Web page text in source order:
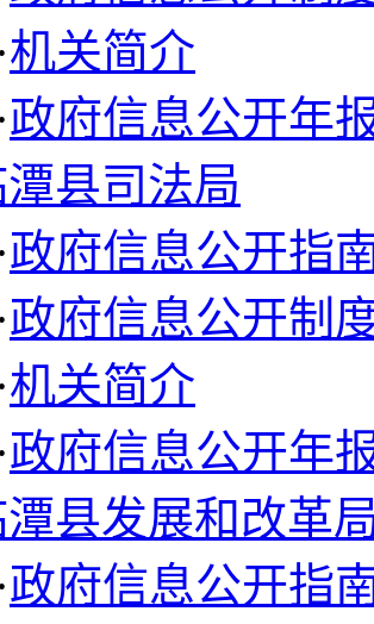
·机关简介
·政府信息公开年
潭县司法局
·政府信息公开指
·政府信息公开制
·机关简介
·政府信息公开年
潭县发展和改革
·政府信息公开指